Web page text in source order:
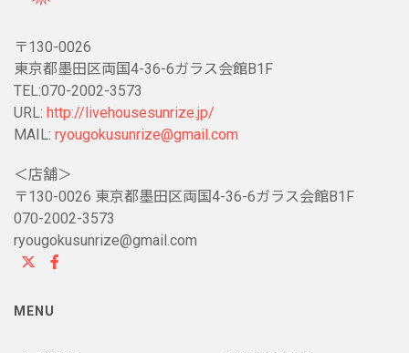
〒130-0026
東京都墨田区両国4-36-6ガラス会館B1F
TEL:070-2002-3573
URL: http://livehousesunrize.jp/
MAIL: ryougokusunrize@gmail.com
＜店舗＞
〒130-0026 東京都墨田区両国4-36-6ガラス会館B1F
070-2002-3573
ryougokusunrize@gmail.com
MENU